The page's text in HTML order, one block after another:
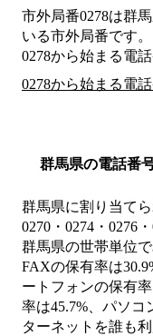
市外局番0278は群
いる市外局番です。
0278から始まる電
0278から始まる電
群馬県の電話番
群馬県に割り当て
0270・0274・0276
群馬県の世帯単位
FAXの保有率は
ートフォンの保有
率は45.7%、パソコ
ターネットを誰も